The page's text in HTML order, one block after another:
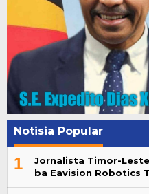
Notisia Popular
1
Jornalista Timor-
ba Eavision Robotics